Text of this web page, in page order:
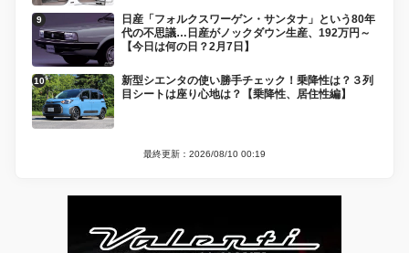
日産「フォルクスワーゲン・サンタナ」という80年
代の不思議…日産がノックダウン生産、192万円～
【今日は何の日？2月7日】
新型シエンタの使い勝手チェック！乗降性は？３列
目シートは座り心地は？【乗降性、居住性編】
最終更新：2026/08/10 00:19